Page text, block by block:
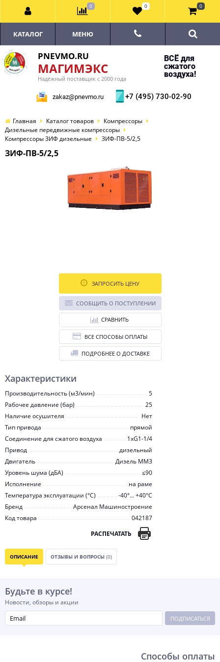
PNEVMO.RU
МАГИМЭКС
Надёжный поставщик с 2000 года
ВСЁ для
сжатого
воздуха!
zakaz@pnevmo.ru +7 (495) 730-02-90
КАТАЛОГ МЕНЮ
Главная Каталог товаров
Компрессоры
Дизельные передвижные компрессоры
Компрессоры ЗИФ дизельные
ЗИФ-ПВ-5/2,5
ЗИФ-ПВ-5/2,5
Характеристики
Производительность (м3/мин)
5
Рабочее давление (бар)
25
Наличие осушителя
Нет
Тип привода
прямой
Соединение для сжатого воздуха
1хG1-1/4
Привод
дизельный
Двигатель
Дизель ММЗ
Уровень шума (дБА)
≤90
Исполнение
на раме
Температура эксплуатации (°С)
-40°... +40°С
Бренд
Арсенал Машиностроение
Код товара
042187
РАСПЕЧАТАТЬ
ЗАПРОСИТЬ ЦЕНУ
СООБЩИТЬ О ПОСТУПЛЕНИИ
СРАВНИТЬ
ВСЕ СПОСОБЫ ОПЛАТЫ
ПОДРОБНЕЕ О ДОСТАВКЕ
ОПИСАНИЕ ОТЗЫВЫ И ВОПРОСЫ (0)
Будьте в курсе!
Новости, обзоры и акции
ПОДПИСАТЬСЯ
Способы оплаты
0 0 0